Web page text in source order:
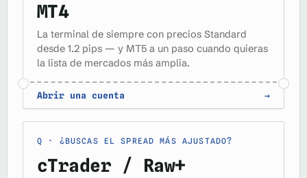
MT4
La terminal de siempre con precios Standard
desde 1.2 pips — y MT5 a un paso cuando quieras
la lista de mercados más amplia.
Abrir una cuenta →
¿BUSCAS EL SPREAD MÁS AJUSTADO?
cTrader / Raw+